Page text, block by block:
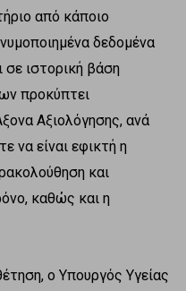
από κάποιο
δεδομένα
σε ιστορική βάση
προκύπτει
Αξιολόγησης, ανά
να είναι εφικτή η
και
καθώς και η
ο Υπουργός Υγείας